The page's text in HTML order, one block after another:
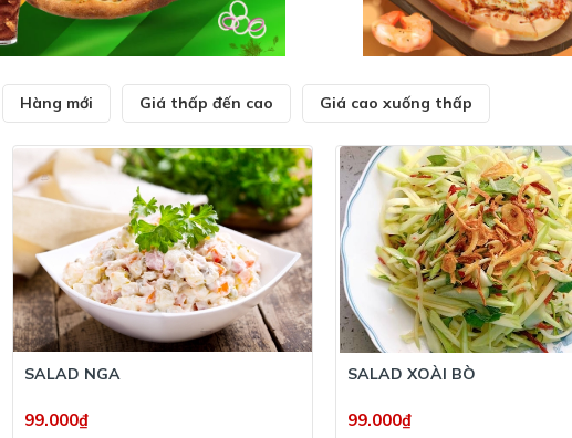
Hàng mới Giá thấp đến cao Giá cao xuống thấp
SALAD NGA
99.000₫
SALAD XOÀI BÒ
99.000₫